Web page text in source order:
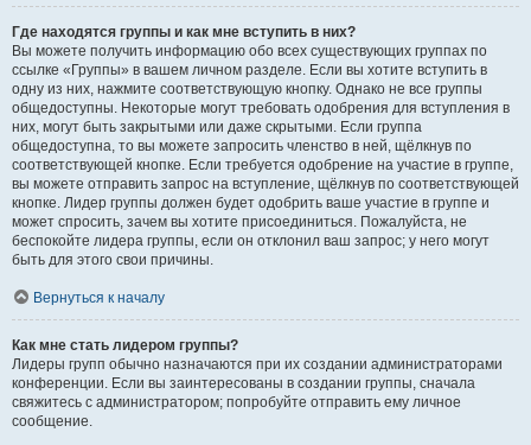
Где находятся группы и как мне вступить в них?
Вы можете получить информацию обо всех существующих группах по
ссылке «Группы» в вашем личном разделе. Если вы хотите вступить в
одну из них, нажмите соответствующую кнопку. Однако не все группы
общедоступны. Некоторые могут требовать одобрения для вступления в
них, могут быть закрытыми или даже скрытыми. Если группа
общедоступна, то вы можете запросить членство в ней, щёлкнув по
соответствующей кнопке. Если требуется одобрение на участие в группе,
вы можете отправить запрос на вступление, щёлкнув по соответствующей
кнопке. Лидер группы должен будет одобрить ваше участие в группе и
может спросить, зачем вы хотите присоединиться. Пожалуйста, не
беспокойте лидера группы, если он отклонил ваш запрос; у него могут
быть для этого свои причины.
Вернуться к началу
Как мне стать лидером группы?
Лидеры групп обычно назначаются при их создании администраторами
конференции. Если вы заинтересованы в создании группы, сначала
свяжитесь с администратором; попробуйте отправить ему личное
сообщение.